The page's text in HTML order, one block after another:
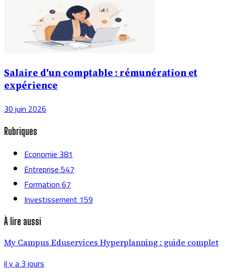
Salaire d'un comptable : rémunération et
expérience
30 juin 2026
Rubriques
Economie381
Entreprise547
Formation67
Investissement159
À lire aussi
My Campus Eduservices Hyperplanning : guide complet
il y a 3 jours